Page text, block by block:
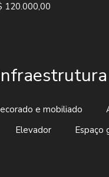
120.000,00
e mobiliado
Elevador
Espaço